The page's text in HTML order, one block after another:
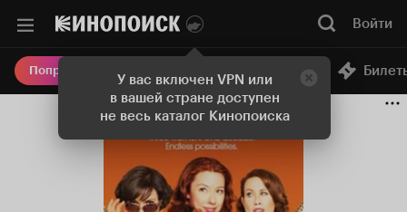
У вас включен VPN или
в вашей стране доступен
не весь каталог Кинопоиска
Войти
Попробовать Плюс Онлайн-кинотеатр